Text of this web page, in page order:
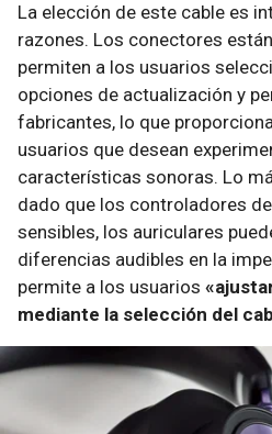
La elección de este cable es
razones. Los conectores
permiten a los usuarios
opciones de actualización y
fabricantes, lo que
usuarios que desean
características sonoras. Lo
dado que los controladores
sensibles, los auriculares
diferencias audibles en la
permite a los usuarios
mediante la selección del